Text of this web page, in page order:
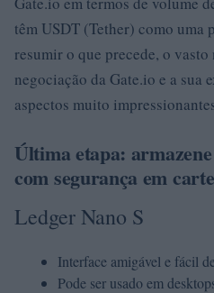
têm USDT (Tether) como uma
resumir o que precede, o vasto
negociação da Gate.io e a
aspectos muito
Última etapa:
com segurança em
Ledger Nano S
Interface amigável e fácil
Pode ser usado em